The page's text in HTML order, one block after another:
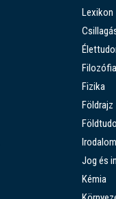
Lexikon
Filozófia
Fizika
Földrajz
Irodalom
Jog és
Kémia